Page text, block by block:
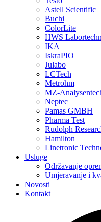
Astell Scientific
Buchi
ColorLite
HWS
IKA
IskraPIO
Julabo
LCTech
Metrohm
MZ-
Neptec
Pamas GMBH
Pharma Test
Rudolph
Hamilton
Linetronic
Usluge
Održavanje
Umjeravanje i
Novosti
Kontakt